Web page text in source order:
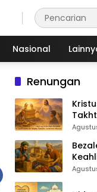
Nasional
Renungan